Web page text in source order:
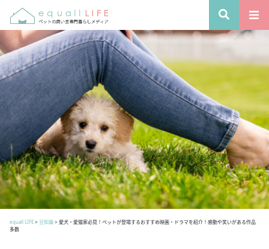
equall LIFE> 豆知識> 愛犬・愛猫家必見！ペットが登場するおすすめ映画・ドラマを紹介！感動や笑いがある作品
多数